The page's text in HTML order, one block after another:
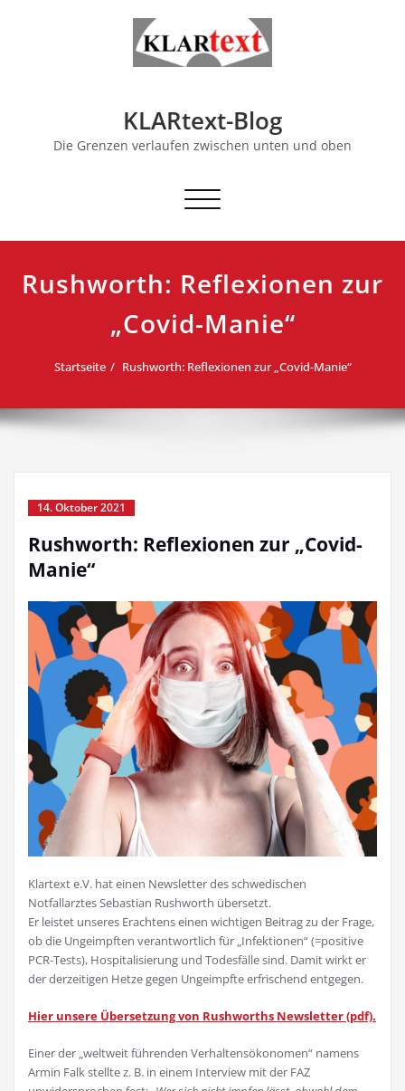
KLARtext-Blog
Die Grenzen verlaufen zwischen unten und oben
Schalte Navigation
Rushworth: Reflexionen zur
„Covid-Manie“
Startseite Rushworth: Reflexionen zur „Covid-Manie“
14. Oktober 2021
Rushworth: Reflexionen zur „Covid-
Manie“
Klartext e.V. hat einen Newsletter des schwedischen
Notfallarztes Sebastian Rushworth übersetzt.
Er leistet unseres Erachtens einen wichtigen Beitrag zu der Frage,
ob die Ungeimpften verantwortlich für „Infektionen“ (=positive
PCR-Tests), Hospitalisierung und Todesfälle sind. Damit wirkt er
der derzeitigen Hetze gegen Ungeimpfte erfrischend entgegen.
Hier unsere Übersetzung von Rushworths Newsletter (pdf).
Einer der „weltweit führenden Verhaltensökonomen“ namens
Armin Falk stellte z. B. in einem Interview mit der FAZ